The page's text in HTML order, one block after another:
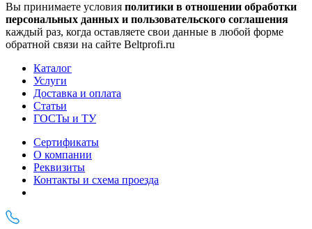
Вы принимаете условия политики в отношении обработки
персональных данных и пользовательского соглашения
каждый раз, когда оставляете свои данные в любой форме
обратной связи на сайте Beltprofi.ru
Каталог
Услуги
Доставка и оплата
Статьи
ГОСТы и ТУ
Сертификаты
О компании
Реквизиты
Контакты и схема проезда